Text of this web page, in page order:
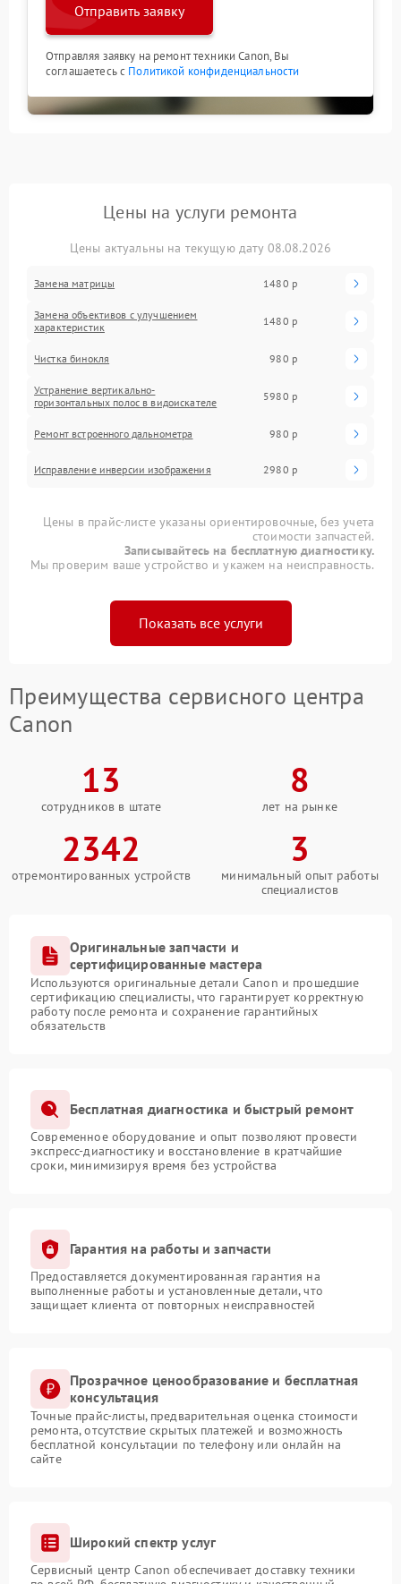
Отправить заявку
Отправляя заявку на ремонт техники Canon, Вы
соглашаетесь с Политикой конфиденциальности
Цены на услуги ремонта
Цены актуальны на текущую дату 08.08.2026
Замена матрицы 1480 р
Замена объективов с улучшением
характеристик
1480 р
Чистка бинокля 980 р
Устранение вертикально-
горизонтальных полос в видоискателе
5980 р
Ремонт встроенного дальнометра 980 р
Исправление инверсии изображения 2980 р
Цены в прайс-листе указаны ориентировочные, без учета
стоимости запчастей.
Записывайтесь на бесплатную диагностику.
Мы проверим ваше устройство и укажем на неисправность.
Показать все услуги
Преимущества сервисного центра
Canon
13
сотрудников в штате
8
лет на рынке
2342
отремонтированных устройств
3
минимальный опыт работы
специалистов
Оригинальные запчасти и
сертифицированные мастера
Используются оригинальные детали Canon и прошедшие
сертификацию специалисты, что гарантирует корректную
работу после ремонта и сохранение гарантийных
обязательств
Бесплатная диагностика и быстрый ремонт
Современное оборудование и опыт позволяют провести
экспресс-диагностику и восстановление в кратчайшие
сроки, минимизируя время без устройства
Гарантия на работы и запчасти
Предоставляется документированная гарантия на
выполненные работы и установленные детали, что
защищает клиента от повторных неисправностей
Прозрачное ценообразование и бесплатная
консультация
Точные прайс-листы, предварительная оценка стоимости
ремонта, отсутствие скрытых платежей и возможность
бесплатной консультации по телефону или онлайн на
сайте
Широкий спектр услуг
Сервисный центр Canon обеспечивает доставку техники